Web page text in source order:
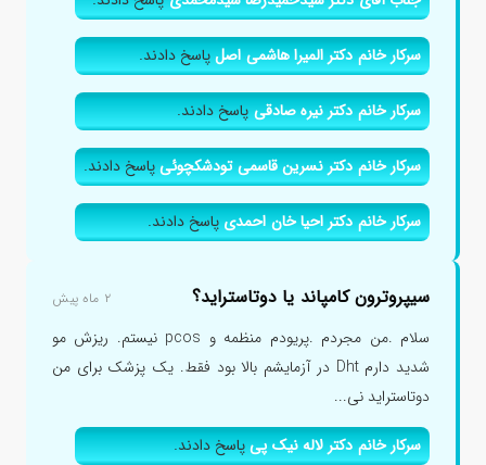
سرکار خانم دکتر المیرا هاشمی اصلپاسخ دادند.
سرکار خانم دکتر نیره صادقیپاسخ دادند.
سرکار خانم دکتر نسرین قاسمی تودشکچوئیپاسخ دادند.
سرکار خانم دکتر احیا خان احمدیپاسخ دادند.
سیپروترون کامپاند یا دوتاستراید؟ ۲ ماه پیش
سلام .من مجردم .پریودم منظمه و pcos نیستم. ریزش مو
شدید دارم Dht در آزمایشم بالا بود فقط. یک پزشک برای من
دوتاستراید نی...
سرکار خانم دکتر لاله نیک پیپاسخ دادند.